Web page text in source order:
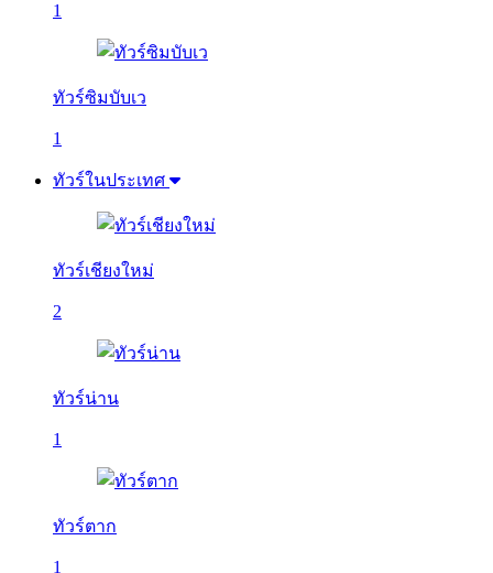
1
ทัวร์ซิมบับเว
1
ทัวร์ในประเทศ
ทัวร์เชียงใหม่
2
ทัวร์น่าน
1
ทัวร์ตาก
1